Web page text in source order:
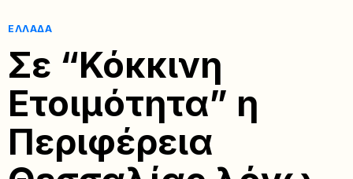
ΕΛΛΆΔΑ
Σε “Κόκκινη
Ετοιμότητα” η
Περιφέρεια